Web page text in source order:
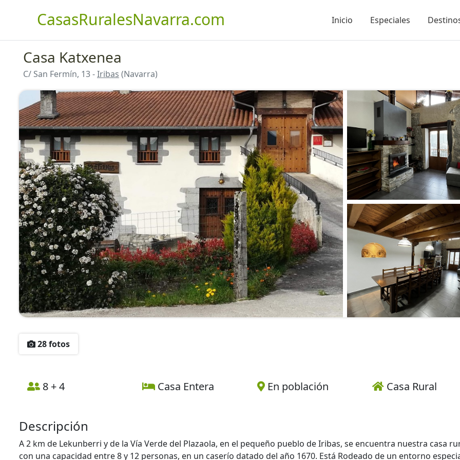
CasasRuralesNavarra.com Inicio Especiales
Casa Katxenea
C/ San Fermín, 13 -Iribas (Navarra)
28 fotos
8 + 4 Casa Entera En población Casa Rural
Descripción
A 2 km de Lekunberri y de la Vía Verde del Plazaola, en el pequeño pueblo de Iribas, se encuentra nuestra casa
con una capacidad entre 8 y 12 personas, en un caserío datado del año 1670. Está Rodeado de un entorno